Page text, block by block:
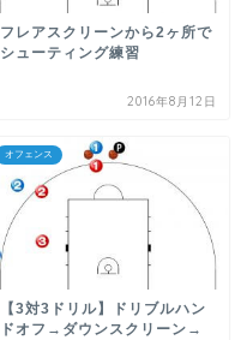
フレアスクリーンから2ヶ所で
シューティング練習
2016年8月12日
オフェンス
【3対3ドリル】ドリブルハン
ドオフ→ダウンスクリーン→